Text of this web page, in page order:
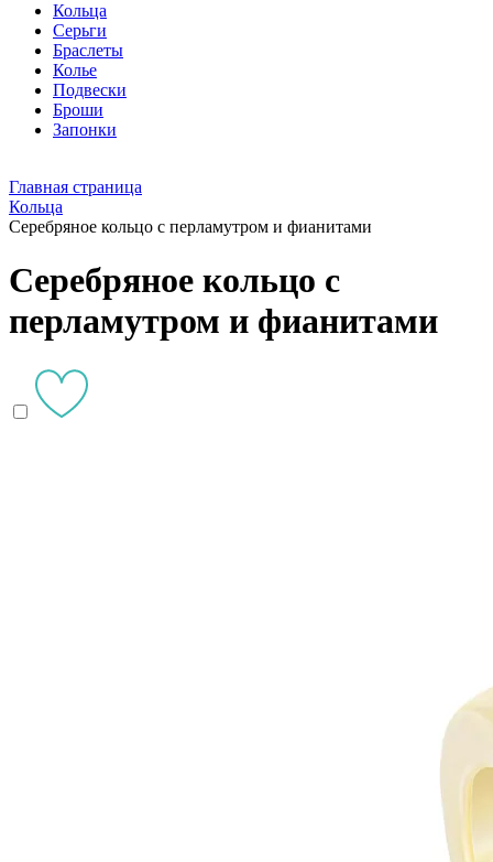
Кольца
Серьги
Браслеты
Колье
Подвески
Броши
Запонки
Главная страница
Кольца
Серебряное кольцо с перламутром и фианитами
Серебряное кольцо с
перламутром и фианитами